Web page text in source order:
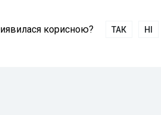
корисною? ТАК НІ